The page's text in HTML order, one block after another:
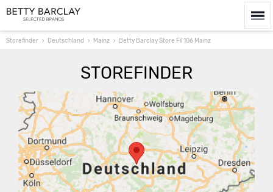
Storefinder Deutschland Mainz Betty Barclay Store Fil 106 Mainz
STOREFINDER